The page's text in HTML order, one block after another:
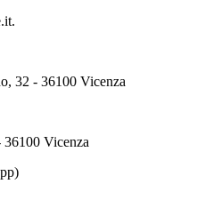
32 - 36100 Vicenza
36100 Vicenza